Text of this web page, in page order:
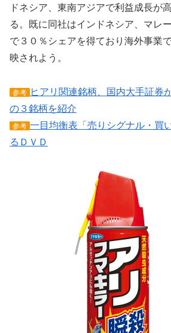
ドネシア、東南アジアで利益成長が
る。既に同社はインドネシア、マレ
で３０％シェアを得ており海外事業
映されよう。
参考 ヒアリ関連銘柄、国内大手証券
の３銘柄を紹介
参考 一目均衡表「売りシグナル・買
るＤＶＤ